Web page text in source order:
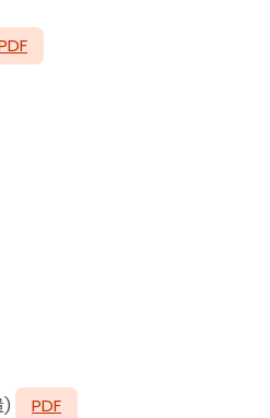
) PDF